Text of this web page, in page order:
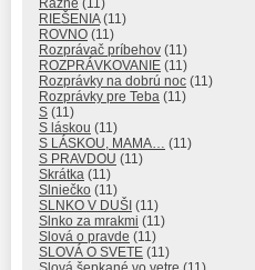
Rázne (11)
RIEŠENIA(11)
ROVNO (11)
Rozprávač príbehov (11)
ROZPRÁVKOVANIE (11)
Rozprávky na dobrú noc (11)
Rozprávky pre Teba (11)
S (11)
S láskou (11)
S LÁSKOU, MAMA… (11)
S PRAVDOU (11)
Skrátka (11)
Slniečko (11)
SLNKO V DUŠI (11)
Slnko za mrakmi (11)
Slová o pravde (11)
SLOVÁ O SVETE (11)